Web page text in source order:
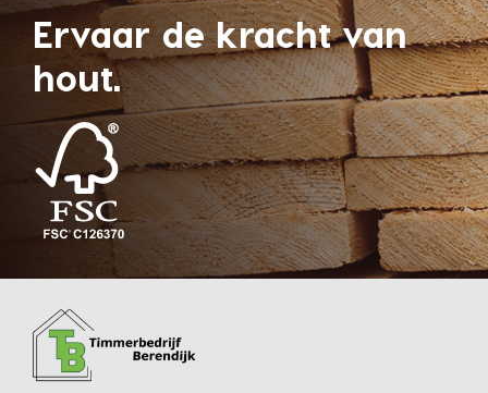
Ervaar de kracht van
hout.